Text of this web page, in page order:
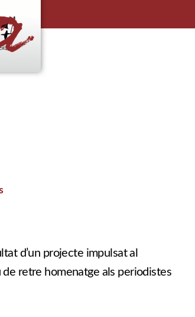
d’un projecte impulsat al
de retre homenatge als periodistes